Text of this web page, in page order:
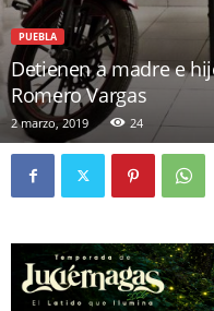
PUEBLA
Detienen a madre e
Romero Vargas
2 marzo, 2019 24